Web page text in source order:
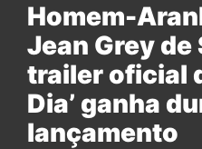
Homem-
Jean Grey de
trailer oficial
Dia’ ganha
lançamento